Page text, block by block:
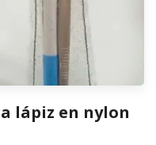
lápiz en nylon